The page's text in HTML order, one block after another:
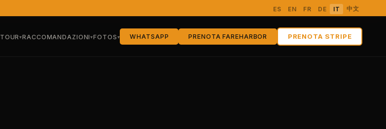
ES EN FR DE IT 中文
TOUR▾RACCOMANDAZIONI▾FOTOS▾ WHATSAPP PRENOTA FAREHARBOR PRENOTA STRIPE